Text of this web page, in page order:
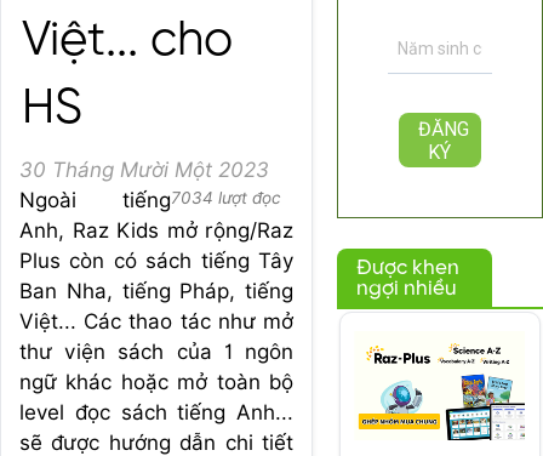
Việt... cho
HS
30 Tháng Mười Một 2023
7034 lượt đọc
Ngoài tiếng
Anh, Raz Kids mở rộng/Raz
Plus còn có sách tiếng Tây
Ban Nha, tiếng Pháp, tiếng
Việt... Các thao tác như mở
thư viện sách của 1 ngôn
ngữ khác hoặc mở toàn bộ
level đọc sách tiếng Anh...
sẽ được hướng dẫn chi tiết
Được khen
ngợi nhiều